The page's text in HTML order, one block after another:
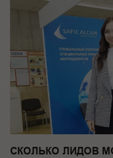
СКОЛЬКО ЛИДОВ